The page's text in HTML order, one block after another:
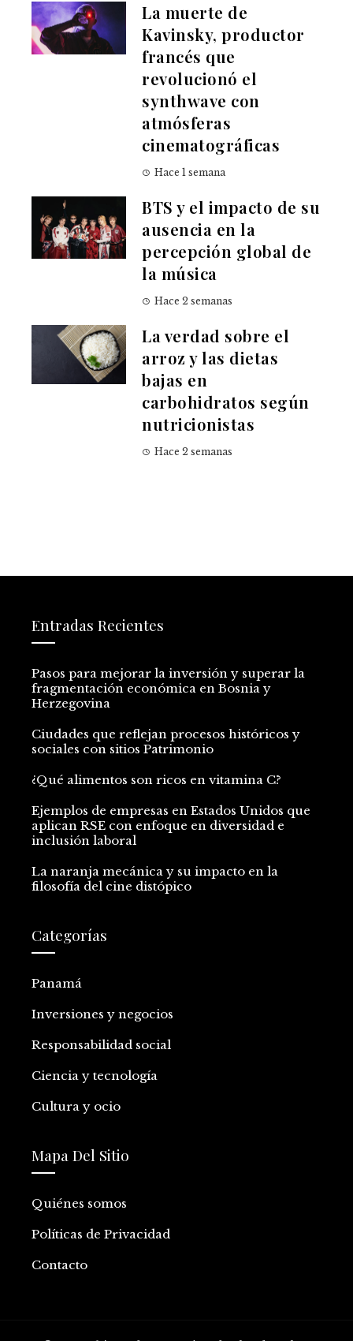
La muerte de
Kavinsky, productor
francés que
revolucionó el
synthwave con
atmósferas
cinematográficas
Hace 1 semana
BTS y el impacto de su
ausencia en la
percepción global de
la música
Hace 2 semanas
La verdad sobre el
arroz y las dietas
bajas en
carbohidratos según
nutricionistas
Hace 2 semanas
Entradas Recientes
Pasos para mejorar la inversión y superar la
fragmentación económica en Bosnia y
Herzegovina
Ciudades que reflejan procesos históricos y
sociales con sitios Patrimonio
¿Qué alimentos son ricos en vitamina C?
Ejemplos de empresas en Estados Unidos que
aplican RSE con enfoque en diversidad e
inclusión laboral
La naranja mecánica y su impacto en la
filosofía del cine distópico
Categorías
Panamá
Inversiones y negocios
Responsabilidad social
Ciencia y tecnología
Cultura y ocio
Mapa Del Sitio
Quiénes somos
Políticas de Privacidad
Contacto